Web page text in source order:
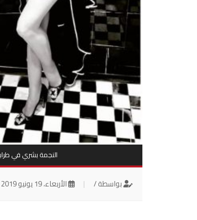
النجمة بشري في
بواسطة / | الأربعاء، 19 يونيو 2019